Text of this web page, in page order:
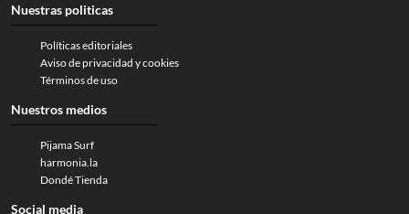
Nuestras politicas
Políticas editoriales
Aviso de privacidad y cookies
Términos de uso
Nuestros medios
Pijama Surf
harmonia.la
Dondé Tienda
Social media